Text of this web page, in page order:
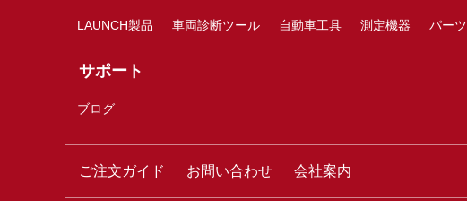
LAUNCH製品 車両診断ツール 自動車工具 測定機器 パーツ
サポート
ブログ
ご注文ガイド お問い合わせ 会社案内